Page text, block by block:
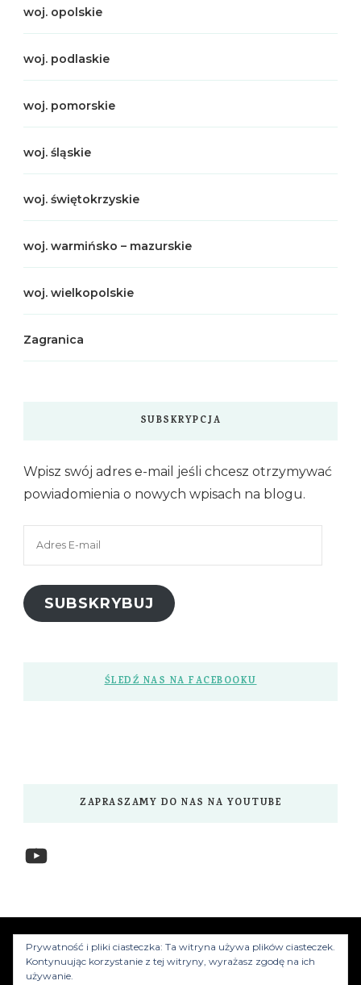
woj. opolskie
woj. podlaskie
woj. pomorskie
woj. śląskie
woj. świętokrzyskie
woj. warmińsko – mazurskie
woj. wielkopolskie
Zagranica
SUBSKRYPCJA
Wpisz swój adres e-mail jeśli chcesz otrzymywać
powiadomienia o nowych wpisach na blogu.
SUBSKRYBUJ
ŚLEDŹ NAS NA FACEBOOKU
ZAPRASZAMY DO NAS NA YOUTUBE
YouTube
www.myzwiedzamy.pl Vilva | Stworzony przez
Blossom Themes.Silnik:WordPress
Prywatność i pliki ciasteczka: Ta witryna używa plików ciasteczek.
Kontynuując korzystanie z tej witryny, wyrażasz zgodę na ich
używanie.